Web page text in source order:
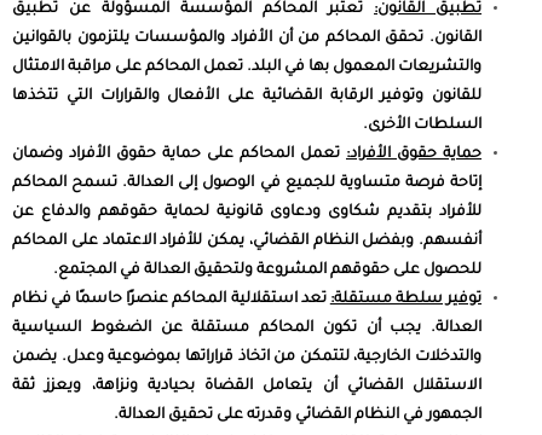
تطبيق القانون: تعتبر المحاكم المؤسسة المسؤولة عن تطبيق
القانون. تحقق المحاكم من أن الأفراد والمؤسسات يلتزمون بالقوانين
والتشريعات المعمول بها في البلد. تعمل المحاكم على مراقبة الامتثال
للقانون وتوفير الرقابة القضائية على الأفعال والقرارات التي تتخذها
السلطات الأخرى.
حماية حقوق الأفراد: تعمل المحاكم على حماية حقوق الأفراد وضمان
إتاحة فرصة متساوية للجميع في الوصول إلى العدالة. تسمح المحاكم
للأفراد بتقديم شكاوى ودعاوى قانونية لحماية حقوقهم والدفاع عن
أنفسهم. وبفضل النظام القضائي، يمكن للأفراد الاعتماد على المحاكم
للحصول على حقوقهم المشروعة ولتحقيق العدالة في المجتمع.
توفير سلطة مستقلة:تعد استقلالية المحاكم عنصرًا حاسمًا في نظام
العدالة. يجب أن تكون المحاكم مستقلة عن الضغوط السياسية
والتدخلات الخارجية، لتتمكن من اتخاذ قراراتها بموضوعية وعدل. يضمن
الاستقلال القضائي أن يتعامل القضاة بحيادية ونزاهة، ويعزز ثقة
الجمهور في النظام القضائي وقدرته على تحقيق العدالة.